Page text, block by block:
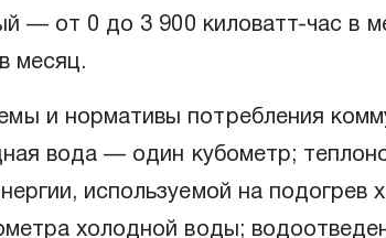
— от 0 до 3 900 киловатт-час в
месяц.
и нормативы потребления
вода — один кубометр;
используемой на
холодной воды;